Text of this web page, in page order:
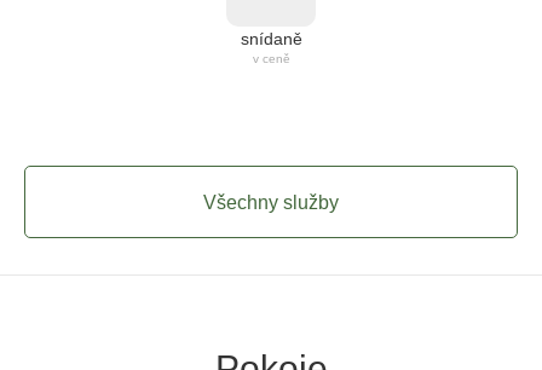
snídaně
v ceně
Všechny služby